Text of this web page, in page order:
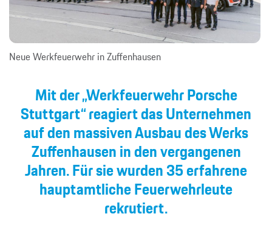
Neue Werkfeuerwehr in Zuffenhausen
Mit der „Werkfeuerwehr Porsche
Stuttgart“ reagiert das Unternehmen
auf den massiven Ausbau des Werks
Zuffenhausen in den ver­gangenen
Jahren. Für sie wurden 35 erfahrene
hauptamtliche Feuerwehrleute
rekrutiert.